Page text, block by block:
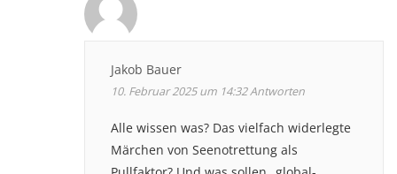
Jakob Bauer
10. Februar 2025 um 14:32Antworten
Alle wissen was? Das vielfach widerlegte
Märchen von Seenotrettung als